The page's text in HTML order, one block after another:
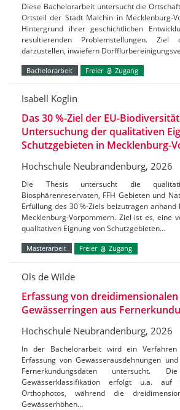
Diese Bachelorarbeit untersucht die
Ortsteil der Stadt Malchin in Mecklenburg-
Hintergrund ihrer geschichtlichen
resultierenden Problemstellungen.
darzustellen, inwiefern
Bachelorarbeit Freier Zugang
Isabell Koglin
Das 30 %-Ziel der EU-
Untersuchung der qualitativen
Schutzgebieten in Mecklenburg-
Hochschule Neubrandenburg, 2026
Die Thesis untersucht die
Biosphärenreservaten, FFH Gebieten und
Erfüllung des 30 %-Ziels beizutragen
Mecklenburg-Vorpommern. Ziel ist es, eine
qualitativen Eignung von Schutzgebieten…
Masterarbeit Freier Zugang
Ols de Wilde
Erfassung von dreidimensionalen
Gewässerringen aus
Hochschule Neubrandenburg, 2026
In der Bachelorarbeit wird ein
Erfassung von Gewässerausdehnungen
Fernerkundungsdaten untersucht.
Gewässerklassifikation erfolgt u.a. auf
Orthophotos, während die
Gewässerhöhen…